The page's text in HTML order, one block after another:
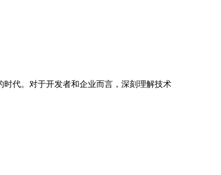
代。对于开发者和企业而言，深刻理解技术